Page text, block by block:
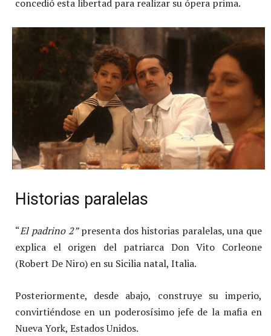
concedió esta libertad para realizar su ópera prima.
Historias paralelas
“El padrino 2”presenta dos historias paralelas, una que
explica el origen del patriarca Don Vito Corleone
(Robert De Niro) en su Sicilia natal, Italia.
Posteriormente, desde abajo, construye su imperio,
convirtiéndose en un poderosísimo jefe de la mafia en
Nueva York, Estados Unidos.